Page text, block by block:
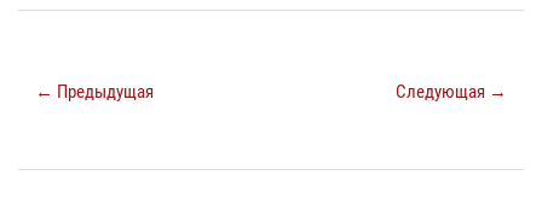
← Предыдущая Следующая →